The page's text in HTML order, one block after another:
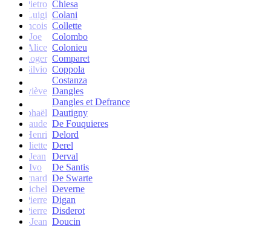
Pietro Chiesa
Luigi Colani
francois Collette
Joe
Colombo
Alice Colonieu
Roger Comparet
Silvio Coppola
Costanza
Geneviève Dangles
Dangles et Defrance
Raphaël Dautigny
Claude De Fouquieres
Henri Delord
Juliette Derel
Jean
Derval
Ivo
De Santis
Bernard De Swarte
Michel Deverne
Pierre Digan
Pierre Disderot
André-Jean Doucin